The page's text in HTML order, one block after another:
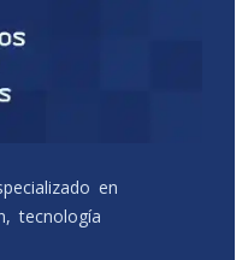
en
tecnología